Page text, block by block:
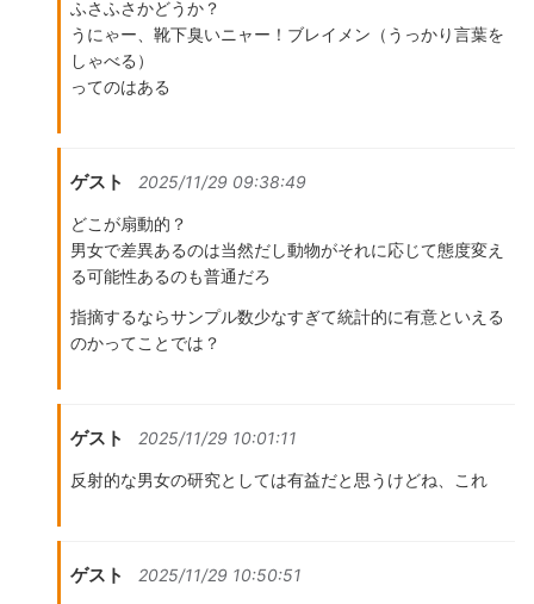
ふさふさかどうか？
うにゃー、靴下臭いニャー！ブレイメン（うっかり言葉を
しゃべる）
ってのはある
ゲスト 2025/11/29 09:38:49
どこが扇動的？
男女で差異あるのは当然だし動物がそれに応じて態度変え
る可能性あるのも普通だろ
指摘するならサンプル数少なすぎて統計的に有意といえる
のかってことでは？
ゲスト 2025/11/29 10:01:11
反射的な男女の研究としては有益だと思うけどね、これ
ゲスト 2025/11/29 10:50:51